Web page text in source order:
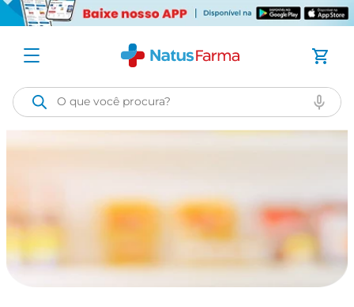
O que você procura?